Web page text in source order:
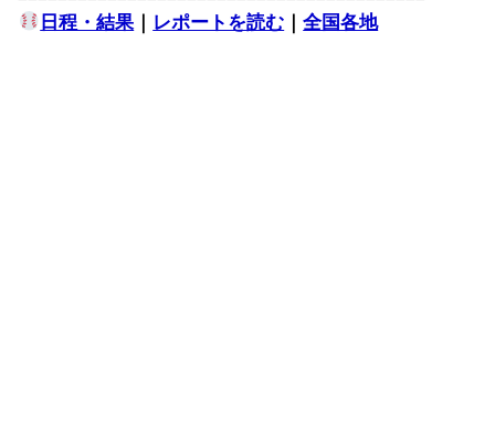
日程・結果 ｜ レポートを読む ｜全国各地